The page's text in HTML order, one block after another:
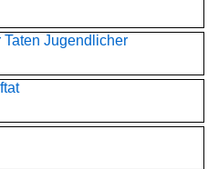
Jugendlicher